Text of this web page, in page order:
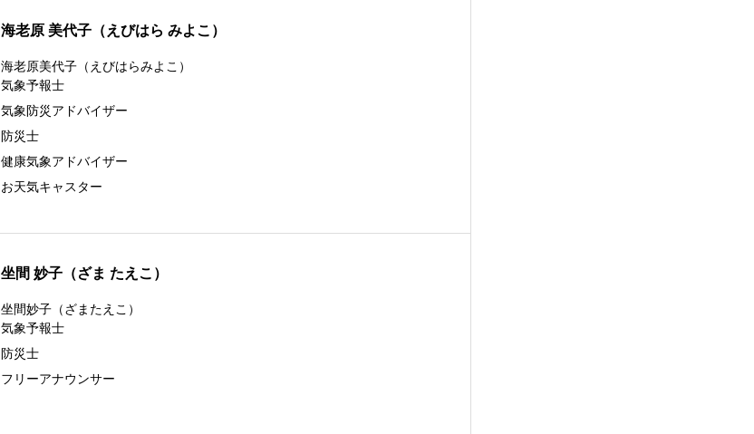
海老原 美代子（えびはら みよこ）
海老原美代子（えびはらみよこ）
気象予報士
気象防災アドバイザー
防災士
健康気象アドバイザー
お天気キャスター
坐間 妙子（ざま たえこ）
坐間妙子（ざまたえこ）
気象予報士
防災士
フリーアナウンサー